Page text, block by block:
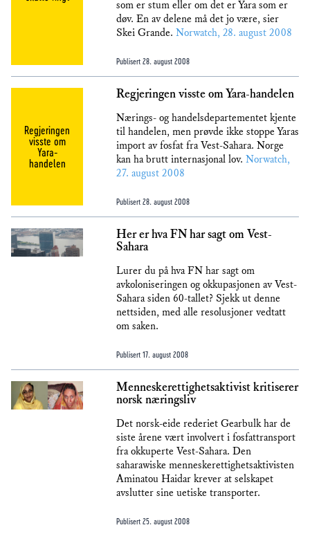
som er stum eller om det er Yara som er
døv. En av delene må det jo være, sier
Skei Grande. Norwatch, 28. august 2008
Publisert 28. august 2008
Regjeringen
visste om
Yara-
handelen
Regjeringen visste om Yara-handelen
Nærings- og handelsdepartementet kjente
til handelen, men prøvde ikke stoppe Yaras
import av fosfat fra Vest-Sahara. Norge
kan ha brutt internasjonal lov. Norwatch,
27. august 2008
Publisert 28. august 2008
Her er hva FN har sagt om Vest-
Sahara
Lurer du på hva FN har sagt om
avkoloniseringen og okkupasjonen av Vest-
Sahara siden 60-tallet? Sjekk ut denne
nettsiden, med alle resolusjoner vedtatt
om saken.
Publisert 17. august 2008
Menneskerettighetsaktivist kritiserer
norsk næringsliv
Det norsk-eide rederiet Gearbulk har de
siste årene vært involvert i fosfattransport
fra okkuperte Vest-Sahara. Den
saharawiske menneskerettighetsaktivisten
Aminatou Haidar krever at selskapet
avslutter sine uetiske transporter.
Publisert 25. august 2008